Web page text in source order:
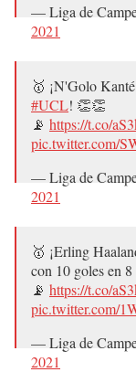
— Liga de
2021
🥇 ¡N'Golo
#UCL! 👏👏
📡 https://t.co/
pic.twitter.com/
— Liga de
2021
🥇 ¡Erling
con 10 goles en
📡 https://t.co/
pic.twitter.com/
— Liga de
2021